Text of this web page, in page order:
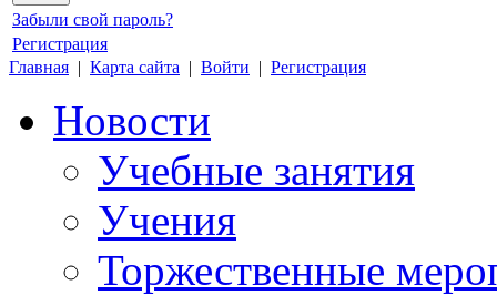
Забыли свой пароль?
Регистрация
Главная | Карта сайта | Войти | Регистрация
Новости
Учебные занятия
Учения
Торжественные